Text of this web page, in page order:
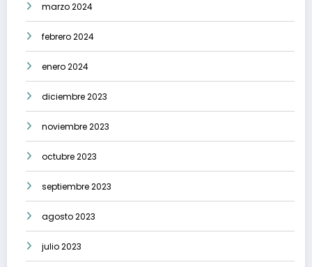
marzo 2024
febrero 2024
enero 2024
diciembre 2023
noviembre 2023
octubre 2023
septiembre 2023
agosto 2023
julio 2023